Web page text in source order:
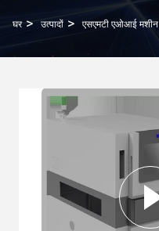
घर > उत्पादों > एसएमटी एओआई मशीन